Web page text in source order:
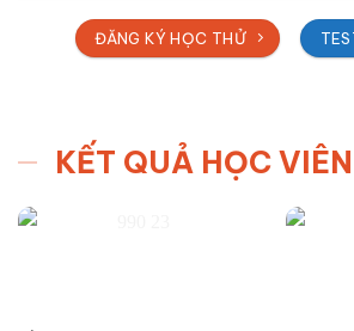
ĐĂNG KÝ HỌC THỬ
KẾT QUẢ HỌC